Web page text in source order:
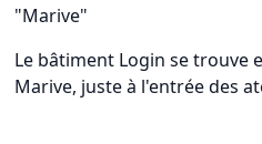
"Marive"
Le bâtiment Login se trouve
Marive, juste à l'entrée des